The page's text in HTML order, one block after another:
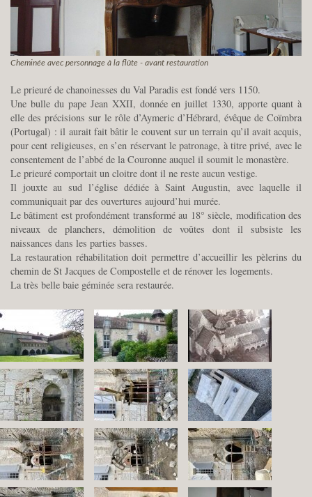
Cheminée avec personnage à la flûte - avant restauration
Le prieuré de chanoinesses du Val Paradis est fondé vers 1150.
Une bulle du pape Jean XXII, donnée en juillet 1330, apporte quant à
elle des précisions sur le rôle d’Aymeric d’Hébrard, évêque de Coïmbra
(Portugal) : il aurait fait bâtir le couvent sur un terrain qu’il avait acquis,
pour cent religieuses, en s’en réservant le patronage, à titre privé, avec le
consentement de l’abbé de la Couronne auquel il soumit le monastère.
Le prieuré comportait un cloitre dont il ne reste aucun vestige.
Il jouxte au sud l’église dédiée à Saint Augustin, avec laquelle il
communiquait par des ouvertures aujourd’hui murée.
Le bâtiment est profondément transformé au 18° siècle, modification des
niveaux de planchers, démolition de voûtes dont il subsiste les
naissances dans les parties basses.
La restauration réhabilitation doit permettre d’accueillir les pèlerins du
chemin de St Jacques de Compostelle et de rénover les logements.
La très belle baie géminée sera restaurée.